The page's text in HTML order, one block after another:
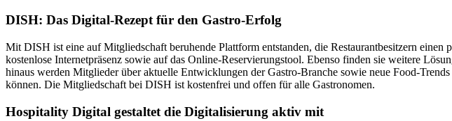
DISH: Das Digital-Rezept für den Gastro-Erfolg
Mit DISH ist eine auf Mitgliedschaft beruhende Plattform entstanden, die Restaurantbesitzern
kostenlose Internetpräsenz sowie auf das Online-Reservierungstool. Ebenso finden sie weitere
hinaus werden Mitglieder über aktuelle Entwicklungen der Gastro-Branche sowie neue Food-
können. Die Mitgliedschaft bei DISH ist kostenfrei und offen für alle Gastronomen.
Hospitality Digital gestaltet die Digitalisierung aktiv mit